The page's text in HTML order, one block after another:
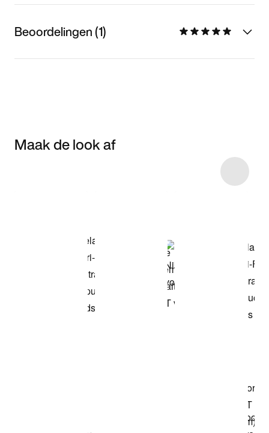
Beoordelingen (1)
Maak de look af